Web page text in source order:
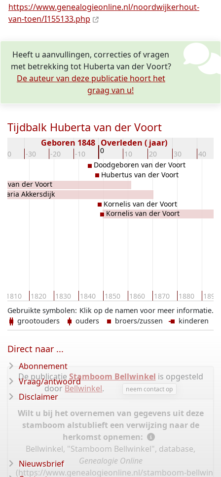
https://www.genealogieonline.nl/noordwijkerhout-
van-toen/I155133.php
Heeft u aanvullingen, correcties of vragen
met betrekking tot Huberta van der Voort?
De auteur van deze publicatie hoort het
graag van u!
Tijdbalk Huberta van der Voort
-40 -30 -20 -10 0 10 20 30 40
Geboren 1848 Overleden ( jaar)
1810 1820 1830 1840 1850 1860 1870 1880 1890
van der Voort
Maria Akkersdijk
Doodgeboren van der Voort
Hubertus van der Voort
Kornelis van der Voort
Kornelis van der Voort
Klik op de namen voor meer informatie.
Gebruikte symbolen:
grootouders
ouders broers/zussen kinderen
De publicatie Stamboom Bellwinkel is opgesteld
door Bellwinkel. neem contact op
Wilt u bij het overnemen van gegevens uit deze
stamboom alstublieft een verwijzing naar de
herkomst opnemen:
Bellwinkel, "Stamboom Bellwinkel", database,
Genealogie Online
(https://www.genealogieonline.nl/stamboom-
Direct naar ...
Abonnement
Vraag/antwoord
Disclaimer
Nieuwsbrief